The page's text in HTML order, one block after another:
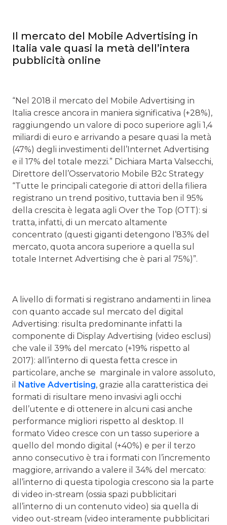
Il mercato del Mobile Advertising in
Italia vale quasi la metà dell’intera
pubblicità online
“Nel 2018 il mercato del Mobile Advertising in
Italia cresce ancora in maniera significativa (+28%),
raggiungendo un valore di poco superiore agli 1,4
miliardi di euro e arrivando a pesare quasi la metà
(47%) degli investimenti dell’Internet Advertising
e il 17% del totale mezzi.” Dichiara Marta Valsecchi,
Direttore dell’Osservatorio Mobile B2c Strategy
“Tutte le principali categorie di attori della filiera
registrano un trend positivo, tuttavia ben il 95%
della crescita è legata agli Over the Top (OTT): si
tratta, infatti, di un mercato altamente
concentrato (questi giganti detengono l’83% del
mercato, quota ancora superiore a quella sul
totale Internet Advertising che è pari al 75%)”.
A livello di formati si registrano andamenti in linea
con quanto accade sul mercato del digital
Advertising: risulta predominante infatti la
componente di Display Advertising (video esclusi)
che vale il 39% del mercato (+19% rispetto al
2017): all’interno di questa fetta cresce in
particolare, anche se marginale in valore assoluto,
il Native Advertising, grazie alla caratteristica dei
formati di risultare meno invasivi agli occhi
dell’utente e di ottenere in alcuni casi anche
performance migliori rispetto al desktop. Il
formato Video cresce con un tasso superiore a
quello del mondo digital (+40%) e per il terzo
anno consecutivo è tra i formati con l’incremento
maggiore, arrivando a valere il 34% del mercato:
all’interno di questa tipologia crescono sia la parte
di video in-stream (ossia spazi pubblicitari
all’interno di un contenuto video) sia quella di
video out-stream (video interamente pubblicitari